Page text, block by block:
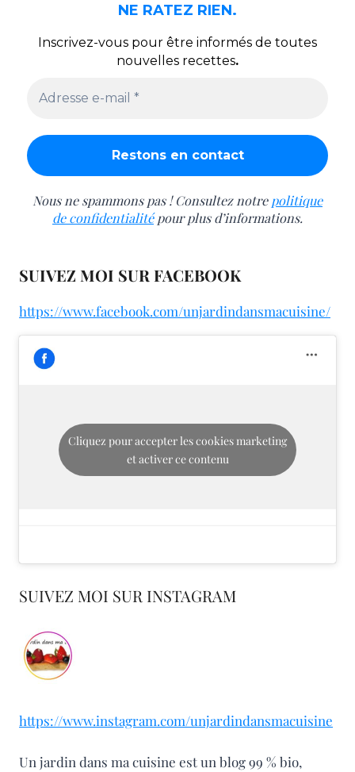
NE RATEZ RIEN.
Inscrivez-vous pour être informés de toutes
nouvelles recettes.
Nous ne spammons pas ! Consultez notre politique
de confidentialitépour plus d’informations.
SUIVEZ MOI SUR FACEBOOK
https://www.facebook.com/unjardindansmacuisine/
Cliquez pour accepter les cookies marketing
et activer ce contenu
SUIVEZ MOI SUR INSTAGRAM
https://www.instagram.com/unjardindansmacuisine
Un jardin dans ma cuisine est un blog 99 % bio,